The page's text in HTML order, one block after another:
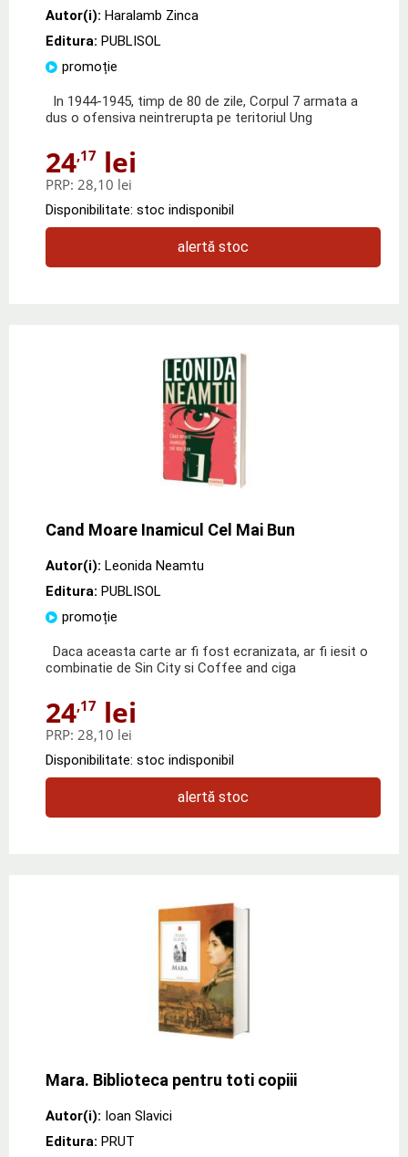
Autor(i): Haralamb Zinca
Editura: PUBLISOL
promoție
In 1944-1945, timp de 80 de zile, Corpul 7 armata a
dus o ofensiva neintrerupta pe teritoriul Ung
24,17 lei
PRP: 28,10 lei
Disponibilitate: stoc indisponibil
alertă stoc
Cand Moare Inamicul Cel Mai Bun
Autor(i): Leonida Neamtu
Editura: PUBLISOL
promoție
Daca aceasta carte ar fi fost ecranizata, ar fi iesit o
combinatie de Sin City si Coffee and ciga
24,17 lei
PRP: 28,10 lei
Disponibilitate: stoc indisponibil
alertă stoc
Mara. Biblioteca pentru toti copiii
Autor(i): Ioan Slavici
Editura: PRUT